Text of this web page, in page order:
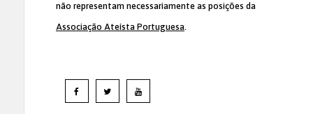
não representam necessariamente as posições da
Associação Ateísta Portuguesa.